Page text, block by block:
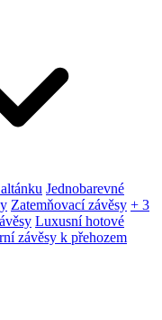
Jednobarevné
Zatemňovací závěsy + 3
Luxusní hotové
závěsy k přehozem